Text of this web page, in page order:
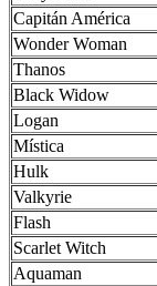
Capitán América
Wonder Woman
Thanos
Black Widow
Logan
Mística
Hulk
Valkyrie
Flash
Scarlet Witch
Aquaman